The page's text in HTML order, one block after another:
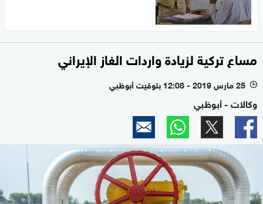
مساع تركية لزيادة واردات الغاز الإيراني
l 25 مارس 2019 - 12:08 بتوقيت أبوظبي
وكالات - أبوظبي